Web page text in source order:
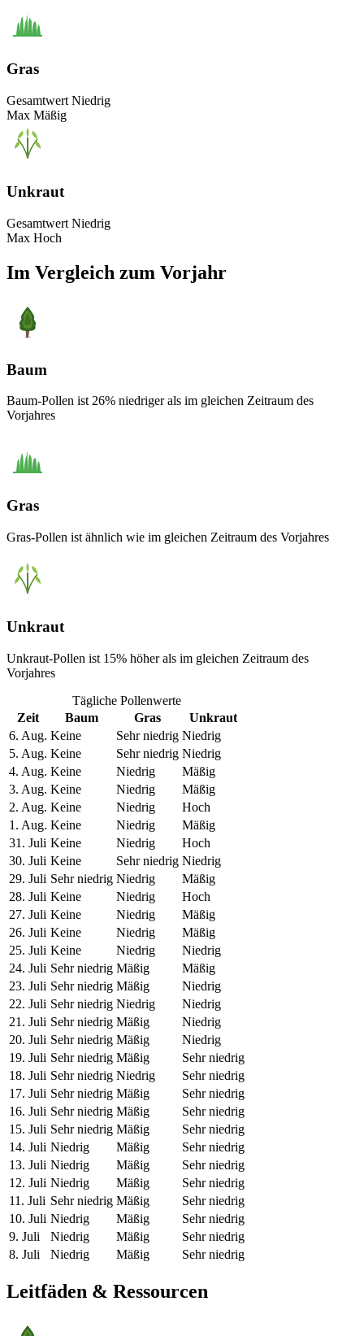
Gras
Gesamtwert Niedrig
Max Mäßig
Unkraut
Gesamtwert Niedrig
Max Hoch
Im Vergleich zum Vorjahr
Baum
Baum-Pollen ist 26% niedriger als im gleichen Zeitraum des
Vorjahres
Gras
Gras-Pollen ist ähnlich wie im gleichen Zeitraum des Vorjahres
Unkraut
Unkraut-Pollen ist 15% höher als im gleichen Zeitraum des
Vorjahres
Tägliche Pollenwerte
Zeit
Baum Gras
Unkraut
6. Aug. Keine Sehr niedrig Niedrig
5. Aug. Keine Sehr niedrig Niedrig
4. Aug. Keine Niedrig
Mäßig
3. Aug. Keine Niedrig
Mäßig
2. Aug. Keine Niedrig
Hoch
1. Aug. Keine Niedrig
Mäßig
31. Juli Keine Niedrig
Hoch
30. Juli Keine Sehr niedrig Niedrig
29. Juli Sehr niedrig Niedrig
Mäßig
28. Juli Keine Niedrig
Hoch
27. Juli Keine Niedrig
Mäßig
26. Juli Keine Niedrig
Mäßig
25. Juli Keine Niedrig
Niedrig
24. Juli Sehr niedrig Mäßig
Mäßig
23. Juli Sehr niedrig Mäßig
Niedrig
22. Juli Sehr niedrig Niedrig
Niedrig
21. Juli Sehr niedrig Mäßig
Niedrig
20. Juli Sehr niedrig Mäßig
Niedrig
19. Juli Sehr niedrig Mäßig
Sehr niedrig
18. Juli Sehr niedrig Niedrig
Sehr niedrig
17. Juli Sehr niedrig Mäßig
Sehr niedrig
16. Juli Sehr niedrig Mäßig
Sehr niedrig
15. Juli Sehr niedrig Mäßig
Sehr niedrig
14. Juli Niedrig Mäßig
Sehr niedrig
13. Juli Niedrig Mäßig
Sehr niedrig
12. Juli Niedrig Mäßig
Sehr niedrig
11. Juli Sehr niedrig Mäßig
Sehr niedrig
10. Juli Niedrig Mäßig
Sehr niedrig
9. Juli
Niedrig Mäßig
Sehr niedrig
8. Juli
Niedrig Mäßig Sehr niedrig
Leitfäden & Ressourcen